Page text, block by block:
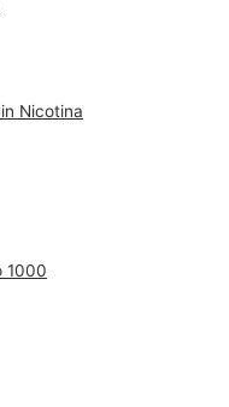
Nicotina
1000